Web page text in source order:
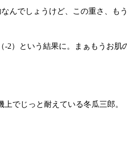
んでしょうけど、この重さ、も
-2）という結果に。まぁもうお
でじっと耐えている冬瓜三郎。